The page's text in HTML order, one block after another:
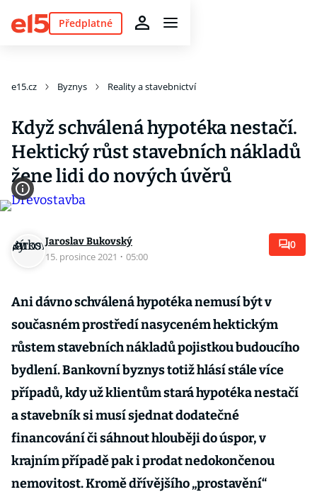
Předplatné
e15.cz Byznys Reality a stavebnictví
Když schválená hypotéka nestačí.
Hektický růst stavebních nákladů
žene lidi do nových úvěrů
Jaroslav Bukovský
15. prosince 2021 · 05:00
0
Ani dávno schválená hypotéka nemusí být v
současném prostředí nasyceném hektickým
růstem stavebních nákladů pojistkou budoucího
bydlení. Bankovní byznys totiž hlásí stále více
případů, kdy už klientům stará hypotéka nestačí
a stavebník si musí sjednat dodatečné
financování či sáhnout hlouběji do úspor, v
krajním případě pak i prodat nedokončenou
nemovitost. Kromě dřívějšího „prostavění“